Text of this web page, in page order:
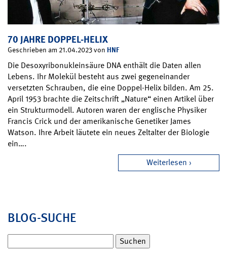
70 JAHRE DOPPEL-HELIX
Geschrieben am 21.04.2023 von HNF
Die Desoxyribonukleinsäure DNA enthält die Daten allen
Lebens. Ihr Molekül besteht aus zwei gegeneinander
versetzten Schrauben, die eine Doppel-Helix bilden. Am 25.
April 1953 brachte die Zeitschrift „Nature“ einen Artikel über
ein Strukturmodell. Autoren waren der englische Physiker
Francis Crick und der amerikanische Genetiker James
Watson. Ihre Arbeit läutete ein neues Zeltalter der Biologie
ein….
Weiterlesen
BLOG-SUCHE
nach: